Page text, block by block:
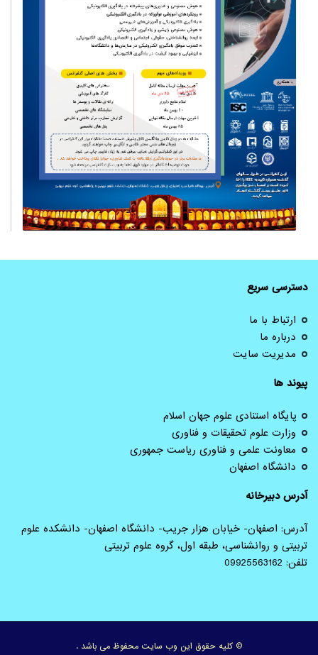
دسترسی سریع
ارتباط با ما
درباره ما
مدیریت سایت
پیوند ها
پایگاه استنادی علوم جهان اسلام
وزارت علوم تحقیقات و فناوری
معاونت علمی و فناوری ریاست جمهوری
دانشگاه اصفهان
آدرس دبیرخانه
آدرس: اصفهان- خیابان هزار جریب- دانشگاه اصفهان- دانشکده علوم
تربیتی و روانشناسی، طبقه اول، گروه علوم تربیتی
تلفن: 09925563162
© کلیه حقوق این وب سایت محفوظ می باشد .